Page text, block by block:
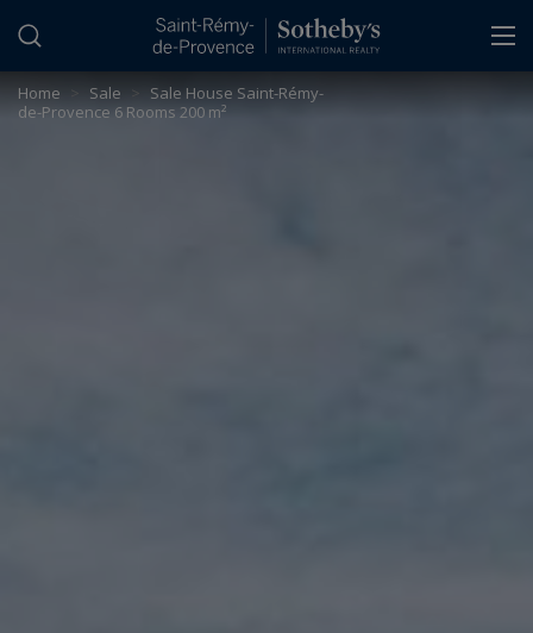
Home > Sale > Sale House Saint-Rémy-
de-Provence 6 Rooms 200 m²